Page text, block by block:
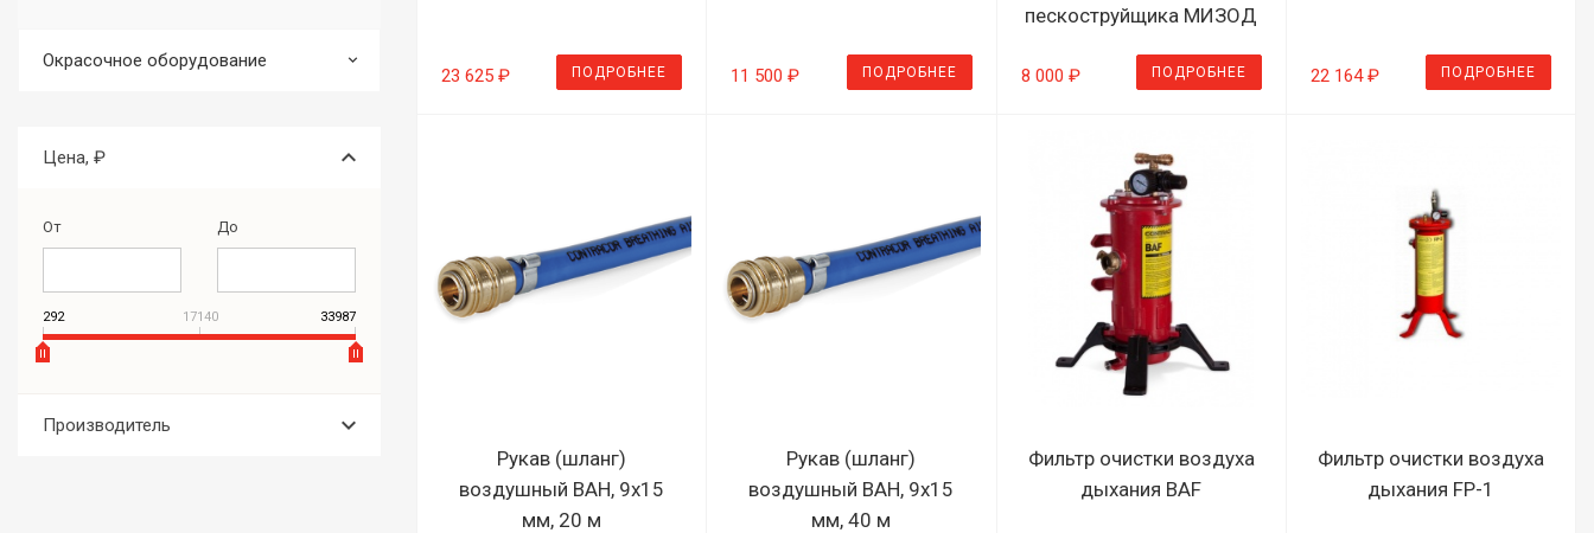
Окрасочное оборудование
Цена, ₽ keyboard_arrow_down
От До
292 17140 33987
Производитель keyboard_arrow_down
23 625 ₽ ПОДРОБНЕЕ 11 500 ₽ ПОДРОБНЕЕ
пескоструйщика МИЗОД
8 000 ₽ ПОДРОБНЕЕ 22 164 ₽ ПОДРОБНЕЕ
Рукав (шланг)
воздушный BAH, 9х15
мм, 20 м
Рукав (шланг)
воздушный BAH, 9х15
мм, 40 м
Фильтр очистки воздуха
дыхания BAF
Фильтр очистки воздуха
дыхания FP-1